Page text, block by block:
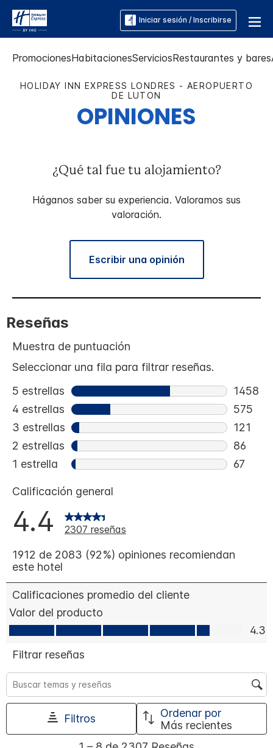
Iniciar sesión / Inscribirse
PromocionesHabitacionesServiciosRestaurantes y bares
HOLIDAY INN EXPRESS LONDRES - AEROPUERTO
DE LUTON
OPINIONES
¿Qué tal fue tu alojamiento?
Háganos saber su experiencia. Valoramos sus
valoración.
Escribir una opinión